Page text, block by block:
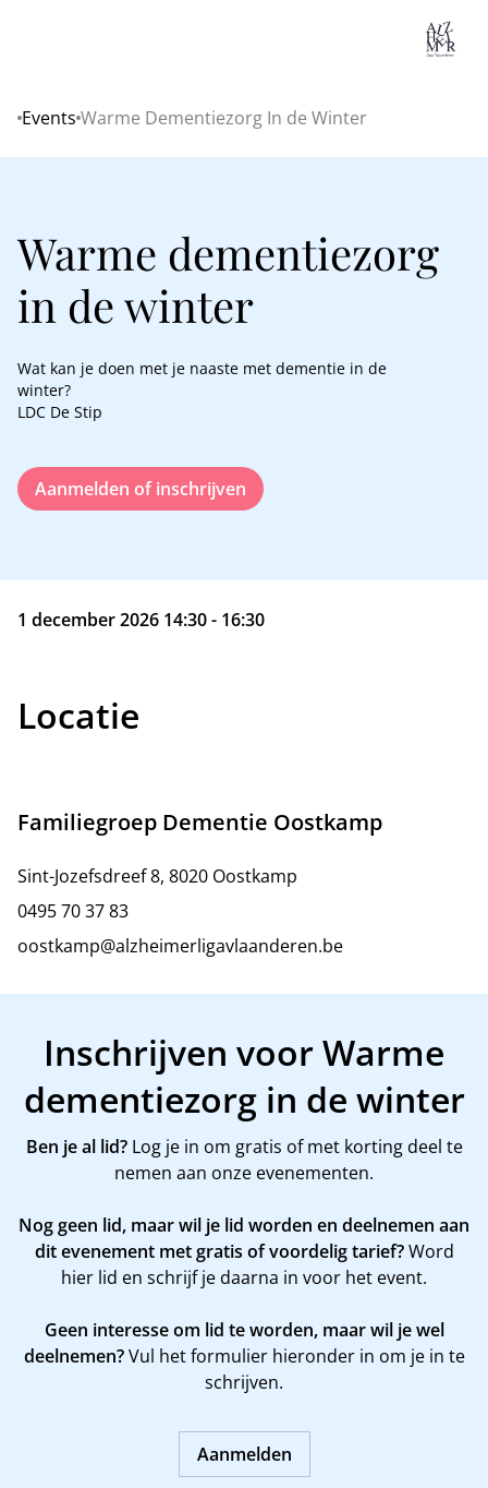
Home
Events Warme Dementiezorg In de Winter
Warme dementiezorg
in de winter
Wat kan je doen met je naaste met dementie in de
winter?
LDC De Stip
Aanmelden of inschrijven
1 december 2026 14:30 - 16:30
Locatie
Familiegroep Dementie Oostkamp
Sint-Jozefsdreef 8, 8020 Oostkamp
0495 70 37 83
oostkamp@alzheimerligavlaanderen.be
Inschrijven voor Warme
dementiezorg in de winter
Ben je al lid?Log je in om gratis of met korting deel te
nemen aan onze evenementen.
Nog geen lid, maar wil je lid worden en deelnemen aan
dit evenement met gratis of voordelig tarief?Word
hier lid en schrijf je daarna in voor het event.
Geen interesse om lid te worden, maar wil je wel
deelnemen?Vul het formulier hieronder in om je in te
schrijven.
Aanmelden